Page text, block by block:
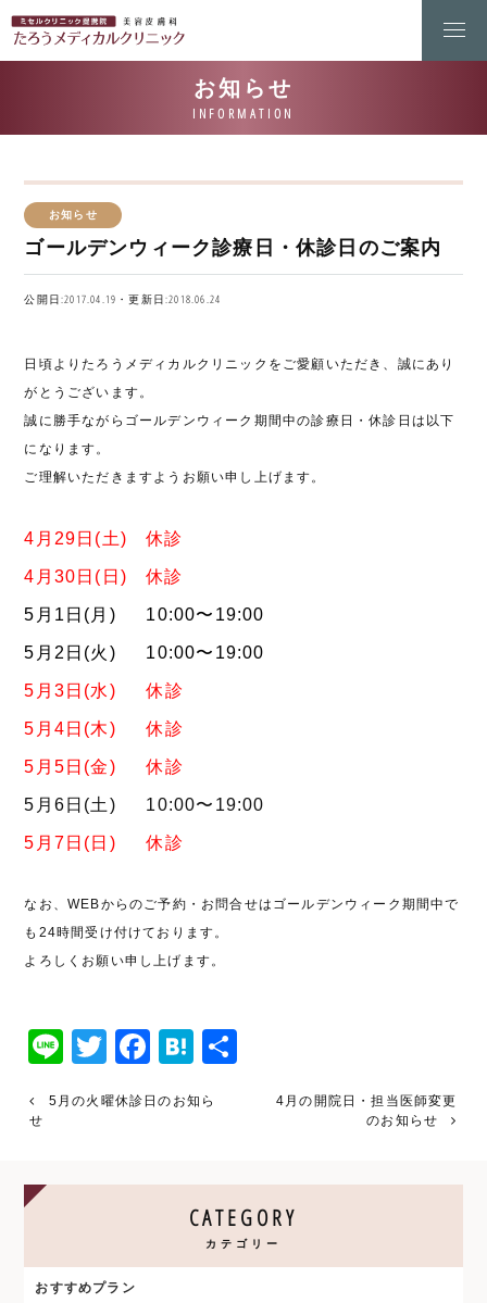
お知らせ
ゴールデンウィーク診療日・休診日のご案内
公開日:2017.04.19・更新日:2018.06.24
日頃よりたろうメディカルクリニックをご愛顧いただき、誠にあり
がとうございます。
誠に勝手ながらゴールデンウィーク期間中の診療日・休診日は以下
になります。
ご理解いただきますようお願い申し上げます。
4月29日(土) 休診
4月30日(日) 休診
5月1日(月) 10:00〜19:00
5月2日(火) 10:00〜19:00
5月3日(水) 休診
5月4日(木) 休診
5月5日(金) 休診
5月6日(土) 10:00〜19:00
5月7日(日) 休診
なお、WEBからのご予約・お問合せはゴールデンウィーク期間中で
も24時間受け付けております。
よろしくお願い申し上げます。
LineTwitter
Facebook
Hatena
5月の火曜休診日のお知ら
せ
4月の開院日・担当医師変更
のお知らせ
CATEGORY
カテゴリー
おすすめプラン